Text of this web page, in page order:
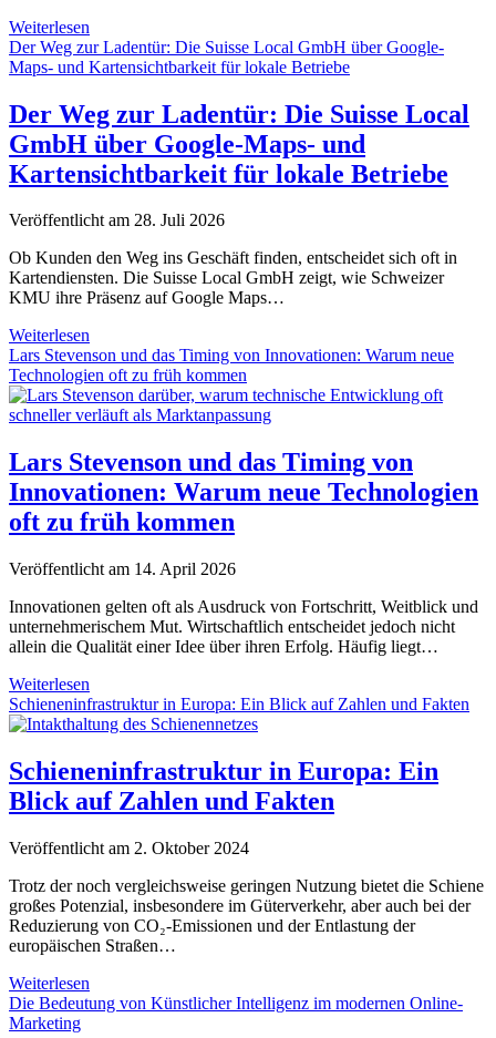
Weiterlesen
Prinzipien
aus
als
35
Jahren
Unternehmertum
–
Nikolai
Der Weg zur Ladentür: Die Suisse Local GmbH über Google-
Maps- und Kartensichtbarkeit für lokale Betriebe
Der Weg zur Ladentür: Die Suisse Local
GmbH über Google-Maps- und
Kartensichtbarkeit für lokale Betriebe
Veröffentlicht am 28. Juli 2026
Ob Kunden den Weg ins Geschäft finden, entscheidet sich oft in
Kartendiensten. Die Suisse Local GmbH zeigt, wie Schweizer
KMU ihre Präsenz auf Google Maps…
Weiterlesen
Weg
zur
Ladentür:
Die
Local
GmbH
über
Google-
Maps-
Kartensichtbarkeit
lokale
Betriebe
Lars Stevenson und das Timing von Innovationen: Warum neue
Technologien oft zu früh kommen
Lars Stevenson und das Timing von
Innovationen: Warum neue Technologien
oft zu früh kommen
Veröffentlicht am 14. April 2026
Innovationen gelten oft als Ausdruck von Fortschritt, Weitblick und
unternehmerischem Mut. Wirtschaftlich entscheidet jedoch nicht
allein die Qualität einer Idee über ihren Erfolg. Häufig liegt…
Weiterlesen
Stevenson
und
Timing
von
Innovationen:
neue
oft
zu
früh
kommen
Schieneninfrastruktur in Europa: Ein Blick auf Zahlen und Fakten
Schieneninfrastruktur in Europa: Ein
Blick auf Zahlen und Fakten
Veröffentlicht am 2. Oktober 2024
Trotz der noch vergleichsweise geringen Nutzung bietet die Schiene
großes Potenzial, insbesondere im Güterverkehr, aber auch bei der
Reduzierung von CO₂-Emissionen und der Entlastung der
europäischen Straßen…
Weiterlesen
in
Die Bedeutung von Künstlicher Intelligenz im modernen Online-
Marketing